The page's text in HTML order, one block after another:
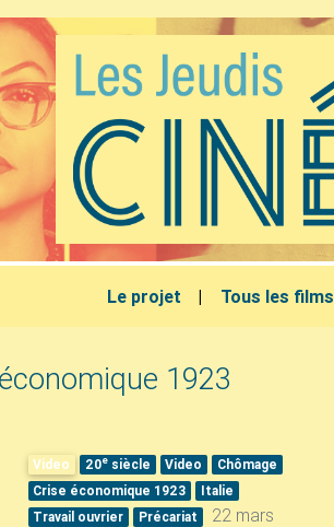
Le projet Tous les films
1923
Video 20esiècle Video
Chômage
Crise économique 1923
Italie
Travail ouvrier
Précariat
22 mars